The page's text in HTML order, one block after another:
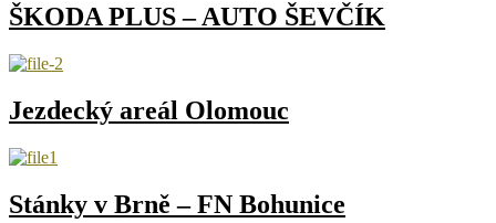
ŠKODA PLUS – AUTO ŠEVČÍK
Jezdecký areál Olomouc
Stánky v Brně – FN Bohunice